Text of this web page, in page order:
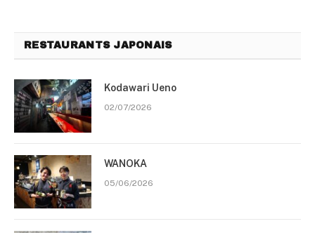
RESTAURANTS JAPONAIS
Kodawari Ueno
02/07/2026
WANOKA
05/06/2026